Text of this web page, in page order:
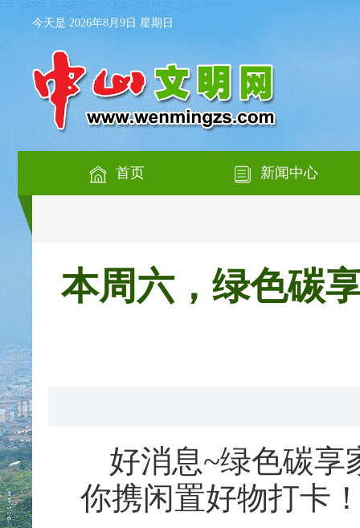
今天是 2026年8月9日 星期日
首页 新闻中心
本周六，绿色碳
好消息~绿色碳享
你携闲置好物打卡